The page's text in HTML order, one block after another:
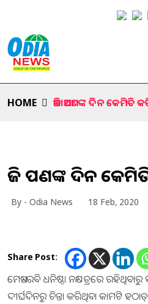
HOME ଆଜି ଆପଣଙ୍କ ଦିନ କେମିତି
ଆଜି ଆପଣଙ୍କ ଦିନ
By - Odia News 18 Feb, 2020
Share Post:
ମେଷ:-ରବି ଧନିଷ୍ଠା ନକ୍ଷତ୍ରରେ
ଦୀର୍ଘଦିନରୁ ଚିନ୍ତା କରିଥିବା କାମଟି